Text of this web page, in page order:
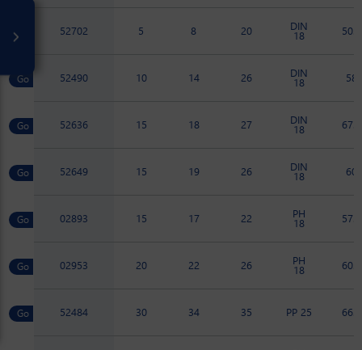
52702 5 8 20 DIN
18 50.7
52490 10 14 26 DIN
18 58
52636 15 18 27 DIN
18 67.5
52649 15 19 26 DIN
18 60
02893 15 17 22 PH
18 57.2
02953 20 22 26 PH
18 60.1
52484 30 34 35 PP 25 66.6